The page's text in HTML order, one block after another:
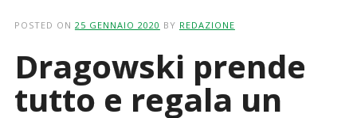
POSTED ON 25 GENNAIO 2020 BY REDAZIONE
Dragowski prende
tutto e regala un